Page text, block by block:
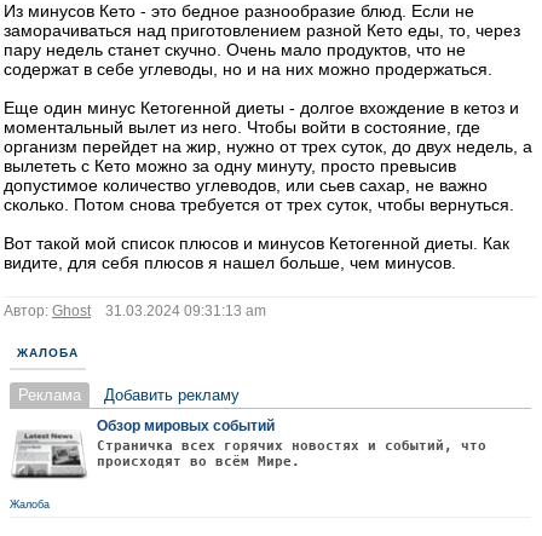
Из минусов Кето - это бедное разнообразие блюд. Если не
заморачиваться над приготовлением разной Кето еды, то, через
пару недель станет скучно. Очень мало продуктов, что не
содержат в себе углеводы, но и на них можно продержаться.
Еще один минус Кетогенной диеты - долгое вхождение в кетоз и
моментальный вылет из него. Чтобы войти в состояние, где
организм перейдет на жир, нужно от трех суток, до двух недель, а
вылететь с Кето можно за одну минуту, просто превысив
допустимое количество углеводов, или сьев сахар, не важно
сколько. Потом снова требуется от трех суток, чтобы вернуться.
Вот такой мой список плюсов и минусов Кетогенной диеты. Как
видите, для себя плюсов я нашел больше, чем минусов.
Автор: Ghost31.03.2024 09:31:13 am
ЖАЛОБА
Реклама Добавить рекламу
Обзор мировых событий
Страничка всех горячих новостях и событий, что
происходят во всём Мире.
Жалоба